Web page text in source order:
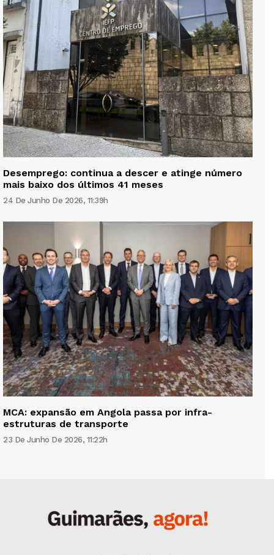
Desemprego: continua a descer e atinge número
mais baixo dos últimos 41 meses
24 De Junho De 2026, 11:39h
MCA: expansão em Angola passa por infra-
estruturas de transporte
23 De Junho De 2026, 11:22h